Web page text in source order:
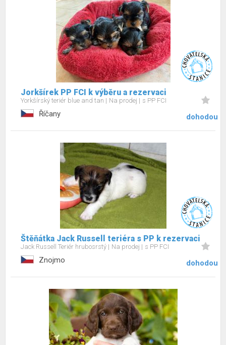
Jorkšírek PP FCI k výběru a rezervaci
Yorkšírský teriér blue and tan Na prodej s PP FCI
Říčany dohodou
Štěňátka Jack Russell teriéra s PP k rezervaci
Jack Russell Teriér hrubosrstý Na prodej s PP FCI
Znojmo dohodou